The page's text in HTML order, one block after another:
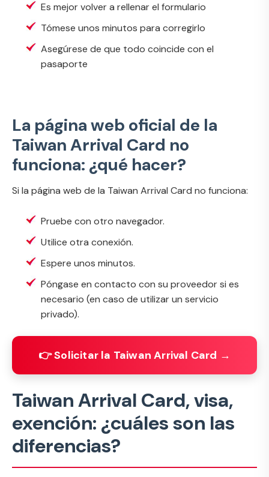
Es mejor volver a rellenar el formulario
Tómese unos minutos para corregirlo
Asegúrese de que todo coincide con el
pasaporte
La página web oficial de la
Taiwan Arrival Card no
funciona: ¿qué hacer?
Si la página web de la Taiwan Arrival Card no funciona:
Pruebe con otro navegador.
Utilice otra conexión.
Espere unos minutos.
Póngase en contacto con su proveedor si es
necesario (en caso de utilizar un servicio
privado).
👉 Solicitar la Taiwan Arrival Card →
Taiwan Arrival Card, visa,
exención: ¿cuáles son las
diferencias?